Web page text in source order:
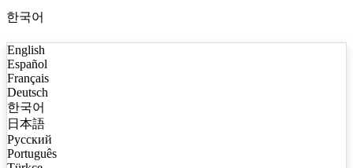
한국어
English
Español
Français
Deutsch
한국어
日本語
Русский
Português